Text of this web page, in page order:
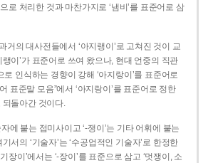
으로 처리한 것과 마찬가지로 ‘냄비’를 표준어로 삼
거의 대사전들에서 ‘아지랭이’로 고쳐진 것이 교
이’가 표준어로 쓰여 왔으나, 현대 언중의 직관
로 인식하는 경향이 강해 ‘아지랑이’를 표준어로
표준말 모음”에서 ‘아지랑이’를 표준어로 정한
되돌아간 것이다.
자에 붙는 접미사이고 ‘-쟁이’는 기타 어휘에 붙는
서의 ‘기술자’는 ‘수공업적인 기술자’로 한정한
장이’에서는 ‘-장이’를 표준으로 삼고 ‘멋쟁이, 소